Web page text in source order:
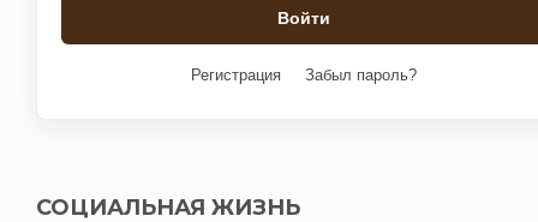
Регистрация Забыл пароль?
СОЦИАЛЬНАЯ ЖИЗНЬ